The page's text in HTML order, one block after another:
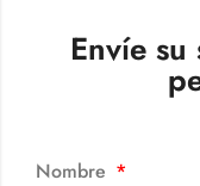
Envíe
Nombre